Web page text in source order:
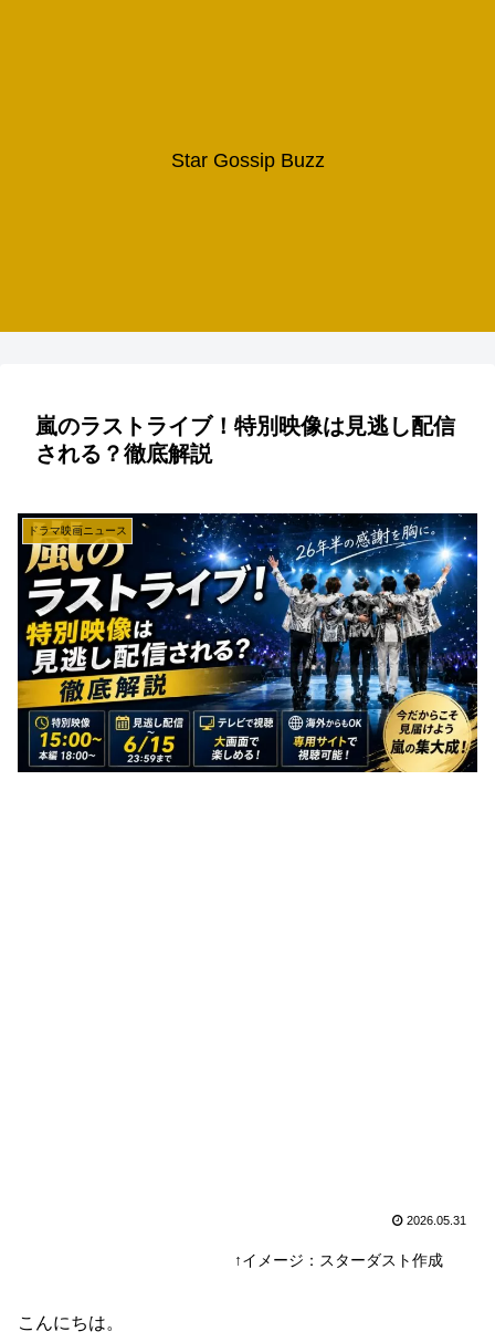
Star Gossip Buzz
嵐のラストライブ！特別映像は見逃し配信
される？徹底解説
ドラマ映画ニュース
2026.05.31
↑イメージ：スターダスト作成
こんにちは。